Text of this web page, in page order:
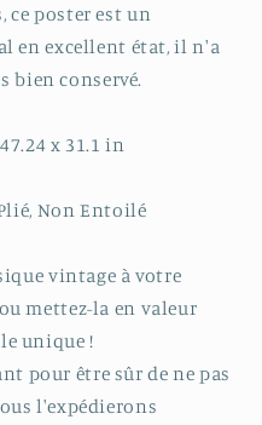
ce poster est un
en excellent état, il n'a
bien conservé.
x 31.1 in
Non Entoilé
vintage à votre
mettez-la en valeur
unique !
pour être sûr de ne pas
l'expédierons